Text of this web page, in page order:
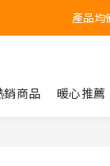
銷商品 暖心推薦